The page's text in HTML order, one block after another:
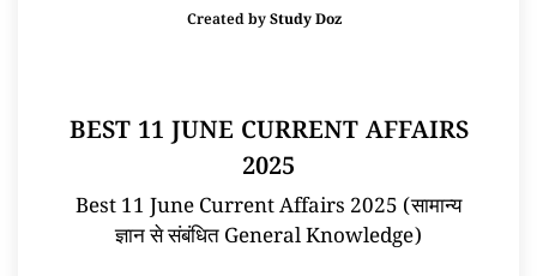
Created byStudy Doz
BEST 11 JUNE CURRENT AFFAIRS
2025
Best 11 June Current Affairs 2025 (सामान्य
ज्ञान से संबंधित General Knowledge)